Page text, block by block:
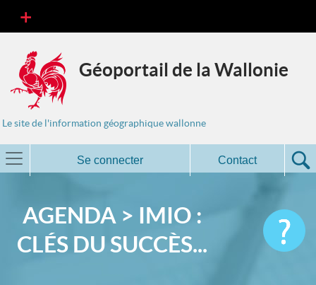
Géoportail de la Wallonie
Le site de l'information géographique wallonne
Se connecter Contact
AGENDA > IMIO :
CLÉS DU SUCCÈS...